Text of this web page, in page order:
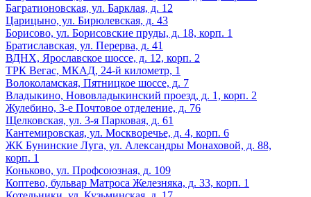
Багратионовская, ул. Барклая, д. 12
Царицыно, ул. Бирюлевская, д. 43
Борисово, ул. Борисовские пруды, д. 18, корп. 1
Братиславская, ул. Перерва, д. 41
ВДНХ, Ярославское шоссе, д. 12, корп. 2
ТРК Вегас, МКАД, 24-й километр, 1
Волоколамская, Пятницкое шоссе, д. 7
Владыкино, Нововладыкинский проезд, д. 1, корп. 2
Жулебино, 3-е Почтовое отделение, д. 76
Щелковская, ул. 3-я Парковая, д. 61
Кантемировская, ул. Москворечье, д. 4, корп. 6
ЖК Бунинские Луга, ул. Александры Монаховой, д. 88,
корп. 1
Коньково, ул. Профсоюзная, д. 109
Коптево, бульвар Матроса Железняка, д. 33, корп. 1